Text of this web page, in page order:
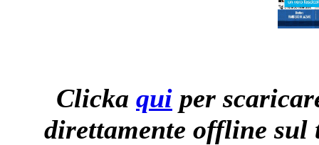
Clicka qui per
direttamente offline sul